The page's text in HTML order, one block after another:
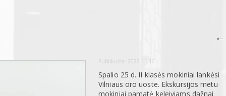
←
Publikuota: 2022-11-16
Spalio 25 d. II klasės mokiniai lankėsi
Vilniaus oro uoste. Ekskursijos metu
mokiniai pamatė keleiviams dažnai